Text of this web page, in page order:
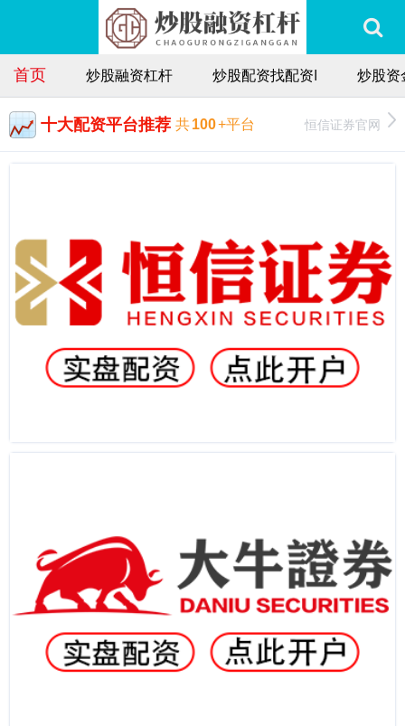
首页 炒股融资杠杆 炒股配资找配资I 炒股资
十大配资平台推荐 共100+平台 恒信证券官网